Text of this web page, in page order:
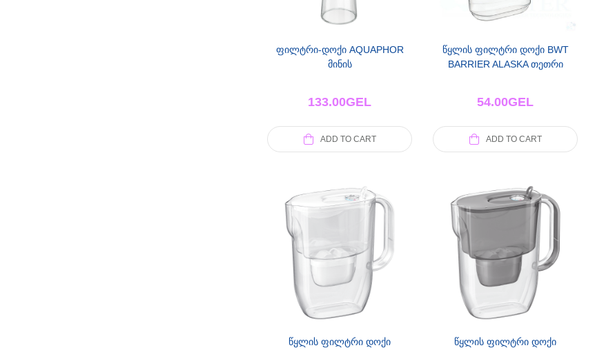
ფილტრი-დოქი AQUAPHOR
მინის
133.00GEL
ADD TO CART
წყლის ფილტრი დოქი BWT
BARRIER ALASKA თეთრი
54.00GEL
ADD TO CART
წყლის ფილტრი დოქი
წყლის ფილტრი დოქი